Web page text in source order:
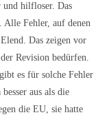
und hilfloser. Das
Alle Fehler, auf denen
Das zeigen vor
Revision bedürfen.
es für solche Fehler
aus als die
die EU, sie hatte